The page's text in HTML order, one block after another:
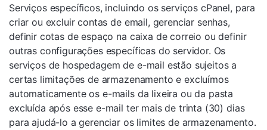
Serviços específicos, incluindo os serviços cPanel, para
criar ou excluir contas de email, gerenciar senhas,
definir cotas de espaço na caixa de correio ou definir
outras configurações específicas do servidor. Os
serviços de hospedagem de e-mail estão sujeitos a
certas limitações de armazenamento e excluímos
automaticamente os e-mails da lixeira ou da pasta
excluída após esse e-mail ter mais de trinta (30) dias
para ajudá-lo a gerenciar os limites de armazenamento.